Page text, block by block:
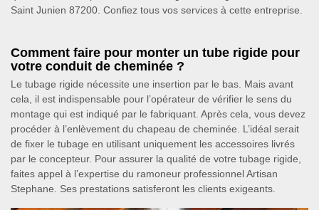
Saint Junien 87200. Confiez tous vos services à cette entreprise.
Comment faire pour monter un tube rigide pour
votre conduit de cheminée ?
Le tubage rigide nécessite une insertion par le bas. Mais avant
cela, il est indispensable pour l’opérateur de vérifier le sens du
montage qui est indiqué par le fabriquant. Après cela, vous devez
procéder à l’enlèvement du chapeau de cheminée. L’idéal serait
de fixer le tubage en utilisant uniquement les accessoires livrés
par le concepteur. Pour assurer la qualité de votre tubage rigide,
faites appel à l’expertise du ramoneur professionnel Artisan
Stephane. Ses prestations satisferont les clients exigeants.